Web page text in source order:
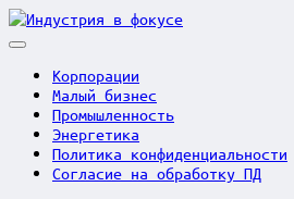
Skip
to
Индустрия
Корпорации
Малый бизнес
Промышленность
Энергетика
Политика конфиденциальности
Согласие на обработку ПД